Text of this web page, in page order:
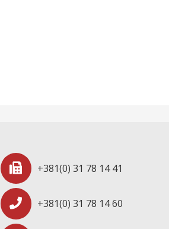
+381(0) 31 78 14 41
+381(0) 31 78 14 60